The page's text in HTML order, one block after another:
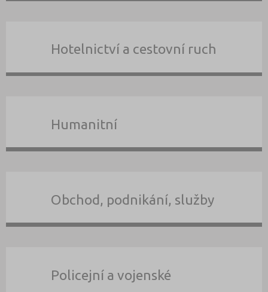
Hotelnictví a cestovní ruch
Humanitní
Obchod, podnikání, služby
Policejní a vojenské